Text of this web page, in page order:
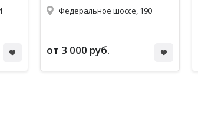
Федеральное шоссе, 190
от 3 000 руб.